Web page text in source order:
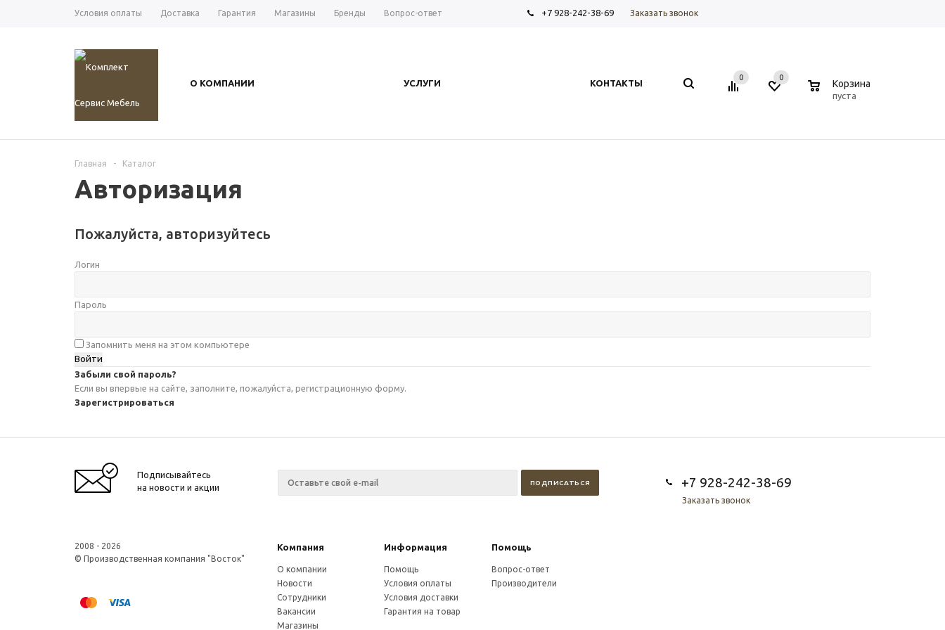
Условия оплаты Доставка Гарантия Магазины Бренды Вопрос-ответ +7 928-242-38-69 Заказать звонок
О КОМПАНИИ УСЛУГИ КОНТАКТЫ
0 0
Корзина
пуста
Главная - Каталог
Авторизация
Пожалуйста, авторизуйтесь
Логин
Пароль
Запомнить меня на этом компьютере
Забыли свой пароль?
Если вы впервые на сайте, заполните, пожалуйста, регистрационную форму.
Зарегистрироваться
Подписывайтесь
на новости и акции
+7 928-242-38-69
Заказать звонок
2008 - 2026
© Производственная компания "Восток"
Компания Информация Помощь
О компании
Новости
Сотрудники
Вакансии
Магазины
Помощь
Условия оплаты
Условия доставки
Гарантия на товар
Вопрос-ответ
Производители